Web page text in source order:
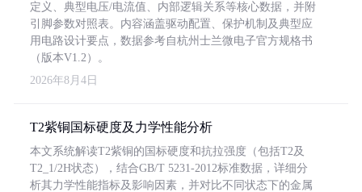
定义、典型电压/电流值、内部逻辑关系等核心数据，并附
引脚参数对照表。内容涵盖驱动配置、保护机制及典型应
用电路设计要点，数据参考自杭州士兰微电子官方规格书
（版本V1.2）。
2026年8月4日
T2紫铜国标硬度及力学性能分析
本文系统解读T2紫铜的国标硬度和抗拉强度（包括T2及
T2_1/2H状态），结合GB/T 5231-2012标准数据，详细分
析其力学性能指标及影响因素，并对比不同状态下的金属